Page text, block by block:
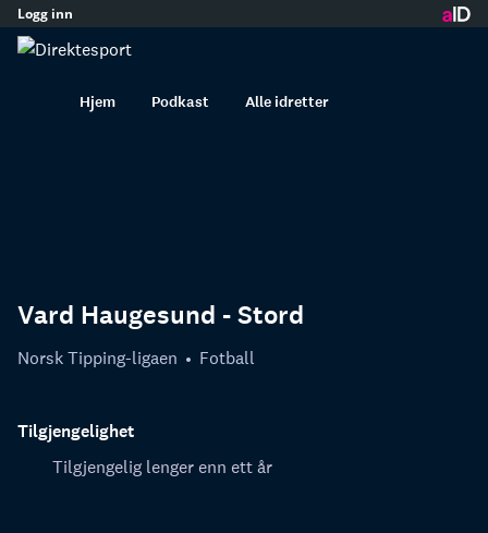
innhold
Logg inn
Hjem Podkast Alle idretter
Vard Haugesund - Stord
Norsk Tipping-ligaen Fotball
Tilgjengelighet
Tilgjengelig lenger enn ett år